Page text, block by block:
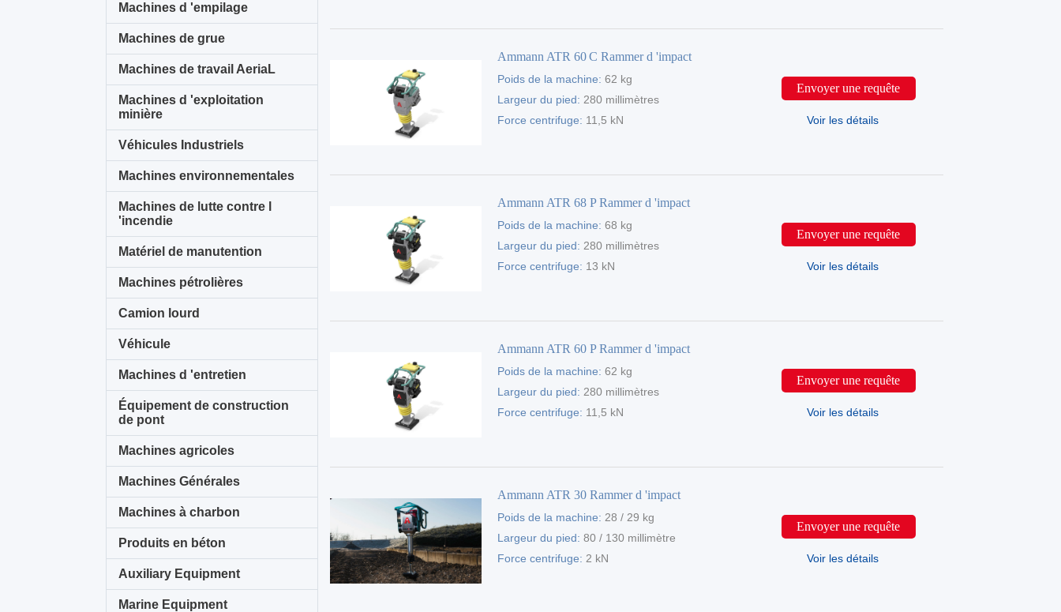
Machines d 'empilage
Machines de grue
Machines de travail AeriaL
Machines d 'exploitation
minière
Véhicules Industriels
Machines environnementales
Machines de lutte contre l
'incendie
Matériel de manutention
Machines pétrolières
Camion lourd
Véhicule
Machines d 'entretien
Équipement de construction
de pont
Machines agricoles
Machines Générales
Machines à charbon
Produits en béton
Auxiliary Equipment
Marine Equipment
Ammann ATR 60 C Rammer d 'impact
Poids de la machine:62 kg
Largeur du pied: 280 millimètres
Force centrifuge: 11,5 kN
Envoyer une requête
Voir les détails
Ammann ATR 68 P Rammer d 'impact
Poids de la machine:68 kg
Largeur du pied: 280 millimètres
Force centrifuge: 13 kN
Envoyer une requête
Voir les détails
Ammann ATR 60 P Rammer d 'impact
Poids de la machine:62 kg
Largeur du pied: 280 millimètres
Force centrifuge: 11,5 kN
Envoyer une requête
Voir les détails
Ammann ATR 30 Rammer d 'impact
Poids de la machine: 28 / 29 kg
Largeur du pied:80 / 130 millimètre
Force centrifuge: 2 kN
Envoyer une requête
Voir les détails